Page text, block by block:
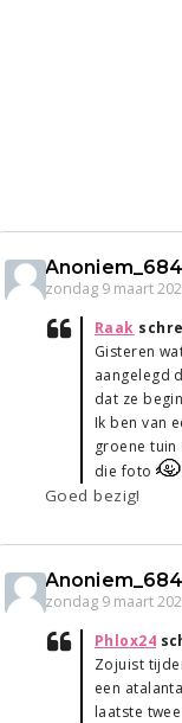
zondag 9 maart
Raak
Gisteren
aangelegd
dat ze
Ik ben van
groene
die foto
Goed bezig!
zondag 9 maart
Phlox24
Zojuist
een
laatste